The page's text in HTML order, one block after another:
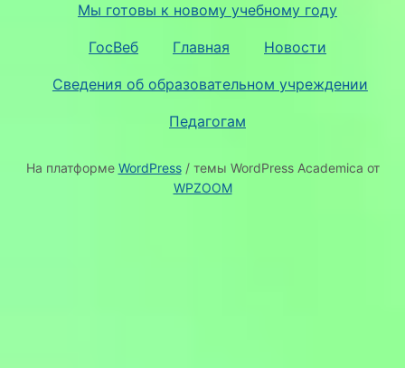
Мы готовы к новому учебному году
ГосВеб Главная Новости
Сведения об образовательном учреждении
Педагогам
На платформе WordPress/ темы WordPress Academica от
WPZOOM